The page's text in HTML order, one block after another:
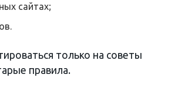
сайтах;
только на советы
правила.